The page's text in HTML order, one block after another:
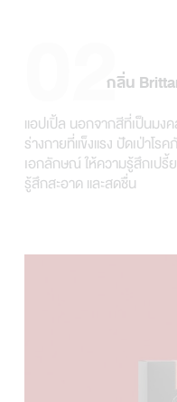
02กลิ่น
แอปเปิ้ล นอกจากสีที่เป็นมง
ร่างกายที่แข็งแรง ปัดเป่าโร
เอกลักษณ์ ให้ความรู้สึกเป
รู้สึกสะอาด และสดชื่น